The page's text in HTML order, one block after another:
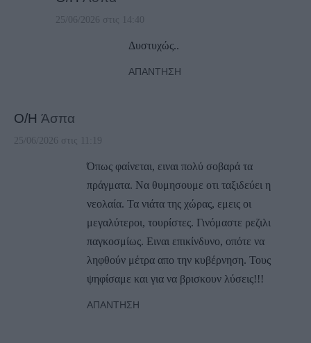
25/06/2026 στις 14:40
Δυστυχώς..
ΑΠΆΝΤΗΣΗ
Ο/Η Άσπα
25/06/2026 στις 11:19
Όπως φαίνεται, ειναι πολύ σοβαρά τα
πράγματα. Να θυμησουμε οτι ταξιδεύει η
νεολαία. Τα νιάτα της χώρας, εμεις οι
μεγαλύτεροι, τουρίστες. Γινόμαστε ρεζιλι
παγκοσμίως. Ειναι επικίνδυνο, οπότε να
ληφθούν μέτρα απο την κυβέρνηση. Τους
ψηφίσαμε και για να βρισκουν λύσεις!!!
ΑΠΆΝΤΗΣΗ